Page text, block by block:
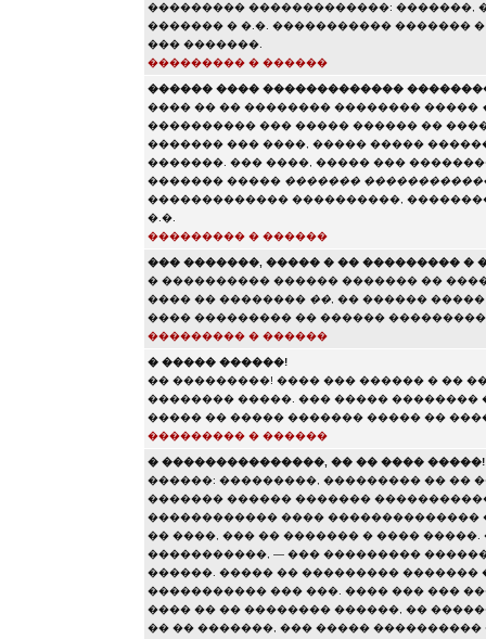
��������� �������������: �������,
������� � �.�. ����������� �������
��� �������.
��������� � ������
������ ���� �������������
���� �� �� �������� �������� �����
���������� ��� ����� ������ ��
������� ��� ����, ����� �����
�������. ��� ����, ����� ���
������� ����� �������
������������� ����������,
�.�.
��������� � ������
��� �������, ����� � �� ��������� �
� ���������� ������ ������� ��
���� �� �������� ��, �� ������
���� ��������� �� ������
��������� � ������
� ����� ������!
�� ���������! ���� ��� ������ � ��
�������� �����. ��� ����� ��������
����� �� ����� ������� ����� ��
��������� � ������
� ���������������, �� �� ���� �����!
������: ���������, ��������� �� ��
������� ������ �������
������������ ����
�� ����, ��� �� ������� � ����
�����������, — ��� ���������
������. ����� �� ���������
����������� ��� ���. ���� ��� ���
���� �� �� �������� ������, ��
�� �� �������, ��� ����� ����������